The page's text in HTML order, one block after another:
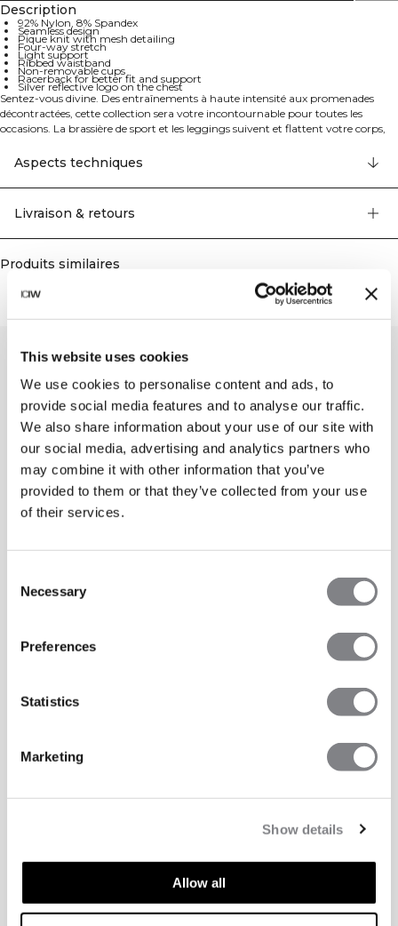
This website uses cookies
We use cookies to personalise content and ads, to
provide social media features and to analyse our traffic.
We also share information about your use of our site with
our social media, advertising and analytics partners who
may combine it with other information that you’ve
provided to them or that they’ve collected from your use
of their services.
Selection
Necessary
Preferences
Statistics
Marketing
Show details
Allow all
Description
92% Nylon, 8% Spandex
Seamless design
Pique knit with mesh detailing
Four-way stretch
Light support
Ribbed waistband
Non-removable cups
Racerback for better fit and support
Silver reflective logo on the chest
Sentez-vous divine. Des entraînements à haute intensité aux promenades
décontractées, cette collection sera votre incontournable pour toutes les
occasions. La brassière de sport et les leggings suivent et flattent votre corps,
quotidiennes. Brassière de sport sans couture avec soutien léger. Cette
brassière de sport possède des détails tricotés pour améliorer votre progression
et vous faire sentir divine. Le matériau extensible dans quatre directions
côtelée et dos nageur pour un bon maintien et garder la brassière en place.
92% Nylon 8% Elastan.
Aspects techniques
Livraison & retours
Produits similaires